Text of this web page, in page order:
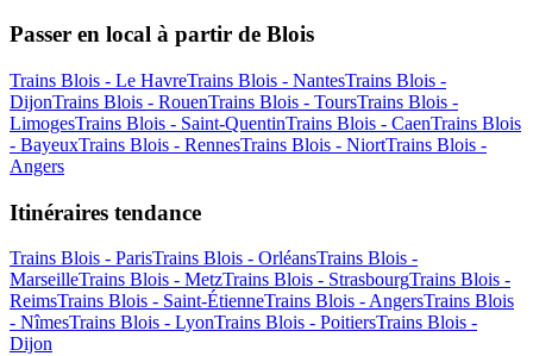
Passer en local à partir de Blois
Trains Blois - Le HavreTrains Blois - NantesTrains Blois -
DijonTrains Blois - RouenTrains Blois - ToursTrains Blois -
LimogesTrains Blois - Saint-QuentinTrains Blois - CaenTrains Blois
- BayeuxTrains Blois - RennesTrains Blois - NiortTrains Blois -
Angers
Itinéraires tendance
Trains Blois - ParisTrains Blois - OrléansTrains Blois -
MarseilleTrains Blois - MetzTrains Blois - StrasbourgTrains Blois -
ReimsTrains Blois - Saint-ÉtienneTrains Blois - AngersTrains Blois
- NîmesTrains Blois - LyonTrains Blois - PoitiersTrains Blois -
Dijon